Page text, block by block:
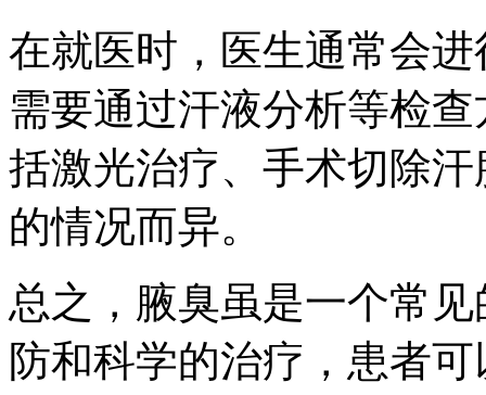
在就医时，医生通常会
需要通过汗液分析等检
括激光治疗、手术切除
的情况而异。
总之，腋臭虽是一个常
防和科学的治疗，患者